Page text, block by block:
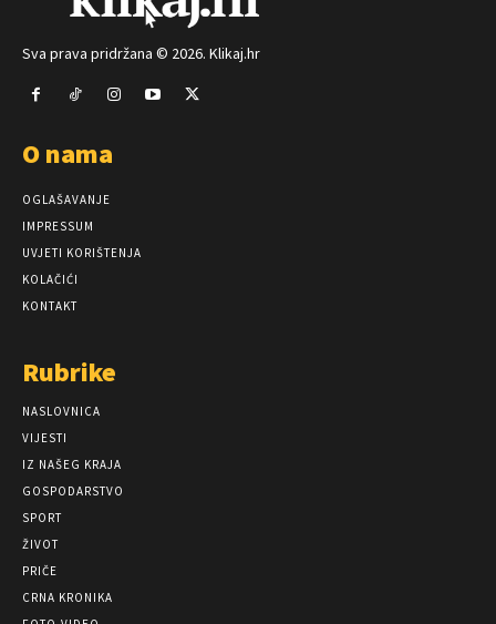
Sva prava pridržana © 2026. Klikaj.hr
O nama
OGLAŠAVANJE
IMPRESSUM
UVJETI KORIŠTENJA
KOLAČIĆI
KONTAKT
Rubrike
NASLOVNICA
VIJESTI
IZ NAŠEG KRAJA
GOSPODARSTVO
SPORT
ŽIVOT
PRIČE
CRNA KRONIKA